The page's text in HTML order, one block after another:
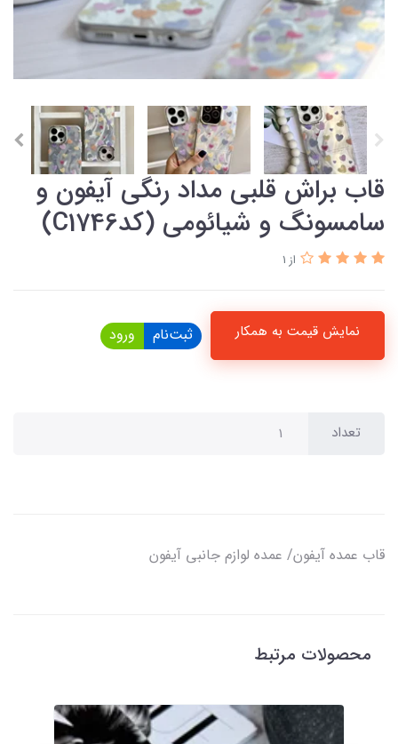
قاب براش قلبی مداد رنگی آیفون و
سامسونگ و شیائومی (کدC1746)
از 1
نمایش قیمت به همکار ثبت‌نام ورود
تعداد
قاب عمده آیفون/ عمده لوازم‌ جانبی آیفون
محصولات مرتبط